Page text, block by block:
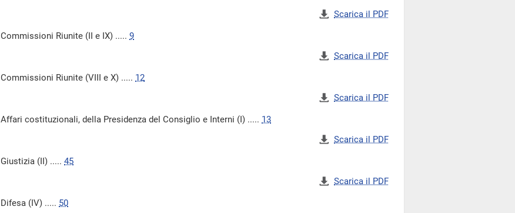
Scarica il PDF
Commissioni Riunite (II e IX) ..... 9
Scarica il PDF
Commissioni Riunite (VIII e X) ..... 12
Scarica il PDF
Affari costituzionali, della Presidenza del Consiglio e Interni (I) ..... 13
Scarica il PDF
Giustizia (II) ..... 45
Scarica il PDF
Difesa (IV) ..... 50